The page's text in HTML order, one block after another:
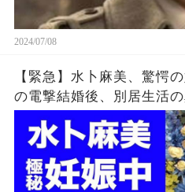
2024/07/08
【緊急】水卜麻美、驚愕
の電撃結婚後、別居生活